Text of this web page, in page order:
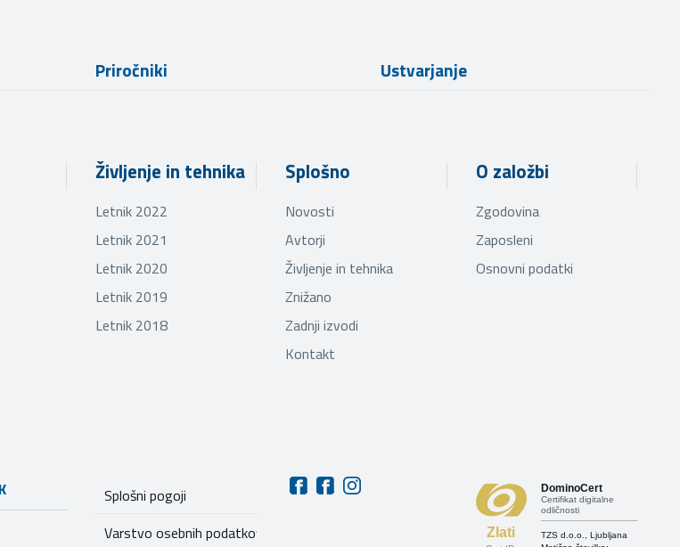
Priročniki Ustvarjanje
Življenje in tehnika
Letnik 2022
Letnik 2021
Letnik 2020
Letnik 2019
Letnik 2018
Splošno
Novosti
Avtorji
Življenje in tehnika
Znižano
Zadnji izvodi
Kontakt
O založbi
Zgodovina
Zaposleni
Osnovni podatki
Splošni pogoji
Varstvo osebnih podatkov
Zlati
DominoCert
Certifikat digitalne
odličnosti
TZS d.o.o., Ljubljana